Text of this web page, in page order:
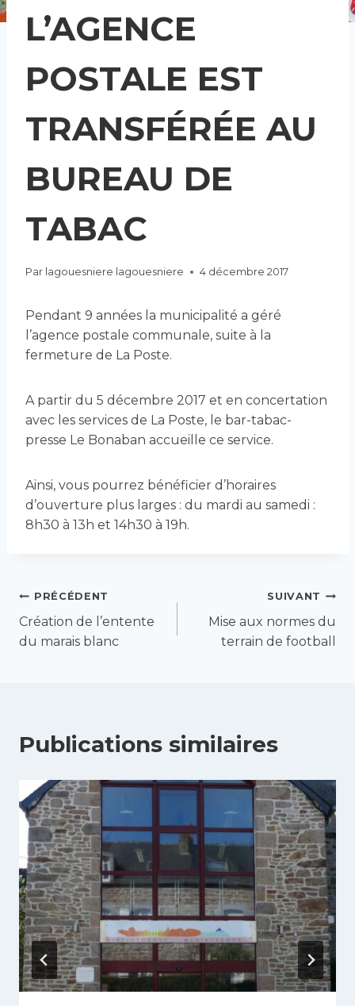
L’AGENCE
POSTALE EST
TRANSFÉRÉE AU
BUREAU DE
TABAC
Par lagouesniere lagouesniere 4 décembre 2017
Pendant 9 années la municipalité a géré
l’agence postale communale, suite à la
fermeture de La Poste.
A partir du 5 décembre 2017 et en concertation
avec les services de La Poste, le bar-tabac-
presse Le Bonaban accueille ce service.
Ainsi, vous pourrez bénéficier d’horaires
d’ouverture plus larges : du mardi au samedi :
8h30 à 13h et 14h30 à 19h.
Navigation
de
PRÉCÉDENT
Création de l’entente
du marais blanc
SUIVANT
Mise aux normes du
terrain de football
Publications similaires